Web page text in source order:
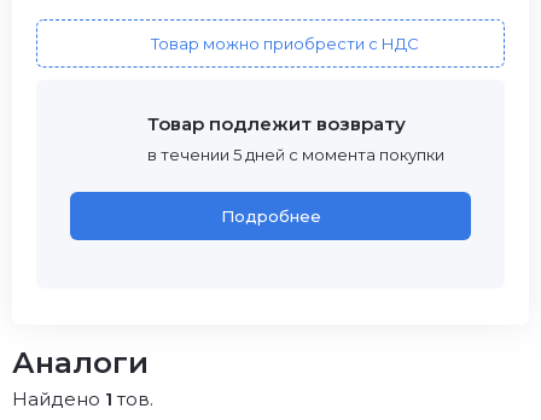
Товар можно приобрести с НДС
Товар подлежит возврату
в течении 5 дней с момента покупки
Подробнее
Аналоги
Найдено 1 тов.